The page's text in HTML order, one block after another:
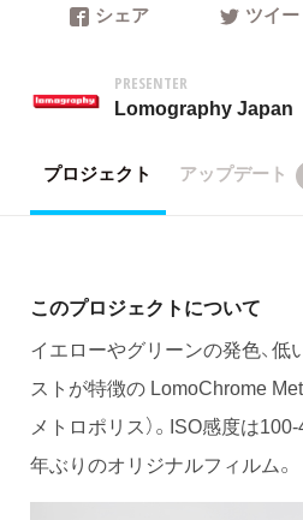
シェア ツイー
PRESENTER
Lomography Japan
プロジェクト アップデート
このプロジェクトについて
イエローやグリーンの発色、
ストが特徴の LomoChrome
メトロポリス）。ISO感度は
年ぶりのオリジナルフィルム。